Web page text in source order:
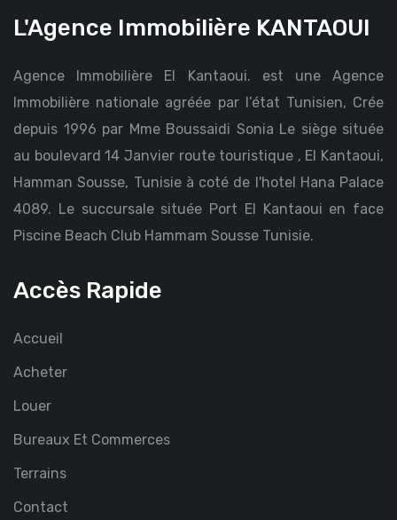
L'Agence Immobilière KANTAOUI
Agence Immobilière El Kantaoui. est une Agence
Immobilière nationale agréée par l’état Tunisien, Crée
depuis 1996 par Mme Boussaidi Sonia Le siège située
au boulevard 14 Janvier route touristique , El Kantaoui,
Hamman Sousse, Tunisie à coté de l'hotel Hana Palace
4089. Le succursale située Port El Kantaoui en face
Piscine Beach Club Hammam Sousse Tunisie.
Accès Rapide
Accueil
Acheter
Louer
Bureaux Et Commerces
Terrains
Contact